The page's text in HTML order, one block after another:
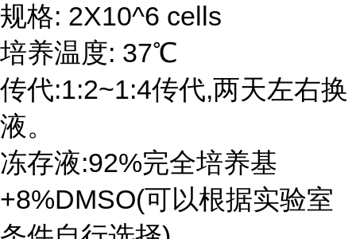
规格: 2X10^6 cells
培养温度: 37℃
传代:1:2~1:4传代,两天左右换
液。
冻存液:92%完全培养基
+8%DMSO(可以根据实验室